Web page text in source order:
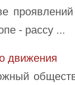
- рассу ...
движения